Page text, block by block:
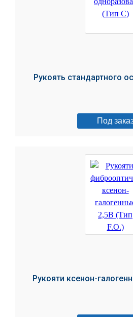
Рукоять стандартного
Под
Рукояти ксенон-